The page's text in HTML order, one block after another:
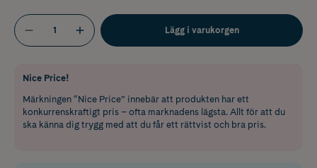
Lägg i varukorgen
Nice Price!
Märkningen “Nice Price” innebär att produkten har ett
konkurrenskraftigt pris – ofta marknadens lägsta. Allt för att du
ska känna dig trygg med att du får ett rättvist och bra pris.